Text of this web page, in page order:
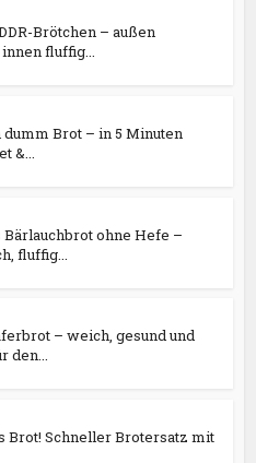
Brötchen – außen
fluffig...
Brot – in 5 Minuten
&...
Bärlauchbrot ohne Hefe –
fluffig...
– weich, gesund und
den...
Brot! Schneller Brotersatz mit